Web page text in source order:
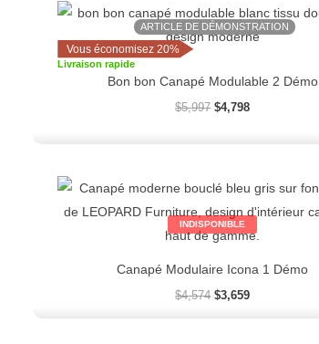
Vous économisez 20%
ARTICLE DE DÉMONSTRATION
Livraison rapide
Bon bon Canapé Modulable 2 Démo
$5,997
Le
prix
initial
$4,798
prix
actuel
INDISPONIBLE
Canapé Modulaire Icona 1 Démo
$4,574
Le
initial
était :
$4,574.
$3,659
prix
actuel
$3,659.